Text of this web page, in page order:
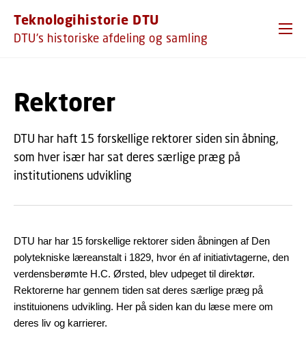
Teknologihistorie DTU
DTU's historiske afdeling og samling
Rektorer
DTU har haft 15 forskellige rektorer siden sin åbning,
som hver især har sat deres særlige præg på
institutionens udvikling
DTU har har 15 forskellige rektorer siden åbningen af Den
polytekniske læreanstalt i 1829, hvor én af initiativtagerne, den
verdensberømte H.C. Ørsted, blev udpeget til direktør.
Rektorerne har gennem tiden sat deres særlige præg på
instituionens udvikling. Her på siden kan du læse mere om
deres liv og karrierer.